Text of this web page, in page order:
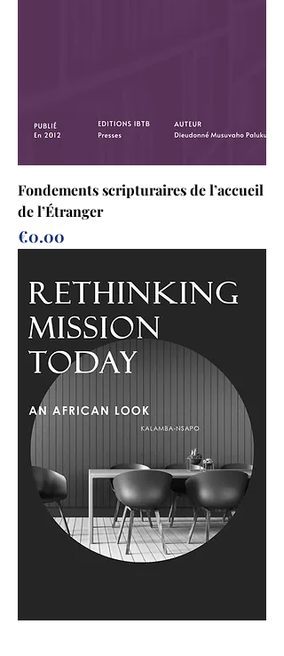
Fondements scripturaires de l’accueil
de l’Étranger
Prix
€0.00